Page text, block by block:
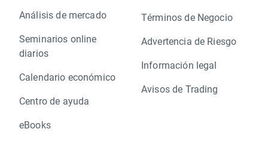
Análisis de mercado
Seminarios online
diarios
Calendario económico
Centro de ayuda
eBooks
Términos de Negocio
Advertencia de Riesgo
Información legal
Avisos de Trading